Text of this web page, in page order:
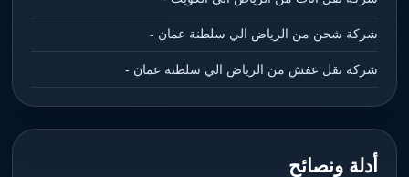
شركة شحن من الرياض الي سلطنة عمان -
شركة نقل عفش من الرياض الي سلطنة عمان -
أدلة ونصائح